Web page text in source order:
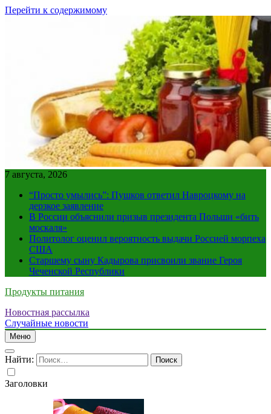
Перейти к содержимому
7 августа, 2026
“Просто умылись”: Пушков ответил Навроцкому на
дерзкое заявление
В России объяснили призыв президента Польши «бить
москаля»
Политолог оценил вероятность выдачи Россией морпеха
США
Старшему сыну Кадырова присвоили звание Героя
Чеченской Республики
Продукты питания
Новостная рассылка
Случайные новости
Меню
Найти:
Заголовки